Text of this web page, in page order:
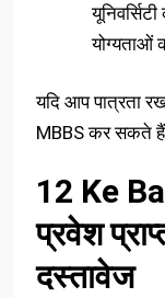
योग्यताओं
यदि आप पात्रता
MBBS कर सकते
12 Ke
प्रवेश
दस्तावेज